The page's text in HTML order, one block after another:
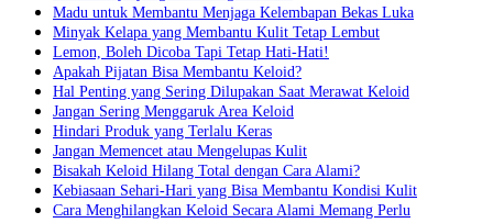
Madu untuk Membantu Menjaga Kelembapan Bekas Luka
Minyak Kelapa yang Membantu Kulit Tetap Lembut
Lemon, Boleh Dicoba Tapi Tetap Hati-Hati!
Apakah Pijatan Bisa Membantu Keloid?
Hal Penting yang Sering Dilupakan Saat Merawat Keloid
Jangan Sering Menggaruk Area Keloid
Hindari Produk yang Terlalu Keras
Jangan Memencet atau Mengelupas Kulit
Bisakah Keloid Hilang Total dengan Cara Alami?
Kebiasaan Sehari-Hari yang Bisa Membantu Kondisi Kulit
Cara Menghilangkan Keloid Secara Alami Memang Perlu